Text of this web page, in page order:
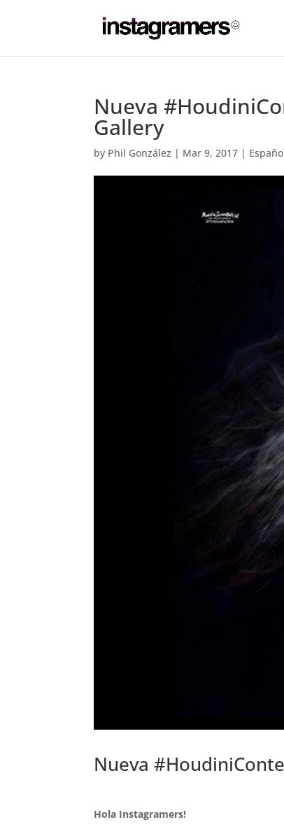
Nueva
Gallery
by Phil González | Mar 9, 2017 |
Nueva
Hola Instagramers!